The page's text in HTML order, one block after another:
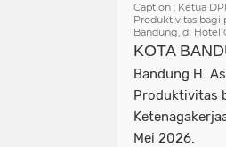
Caption : Ketua
Produktivitas bagi
Bandung, di Hotel
KOTA
Bandung H.
Produktivitas
Mei 2026.